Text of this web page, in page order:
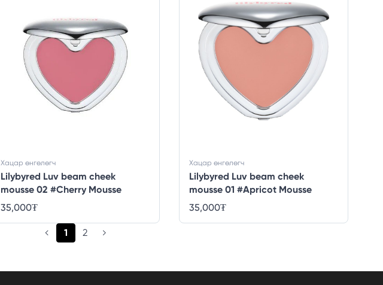
Lilybyred Luv beam cheek
mousse 02 #Cherry Mousse
Хацар өнгөлөгч
35,000₮
Lilybyred Luv beam cheek
mousse 01 #Apricot Mousse
Хацар өнгөлөгч
35,000₮
1
(current)2